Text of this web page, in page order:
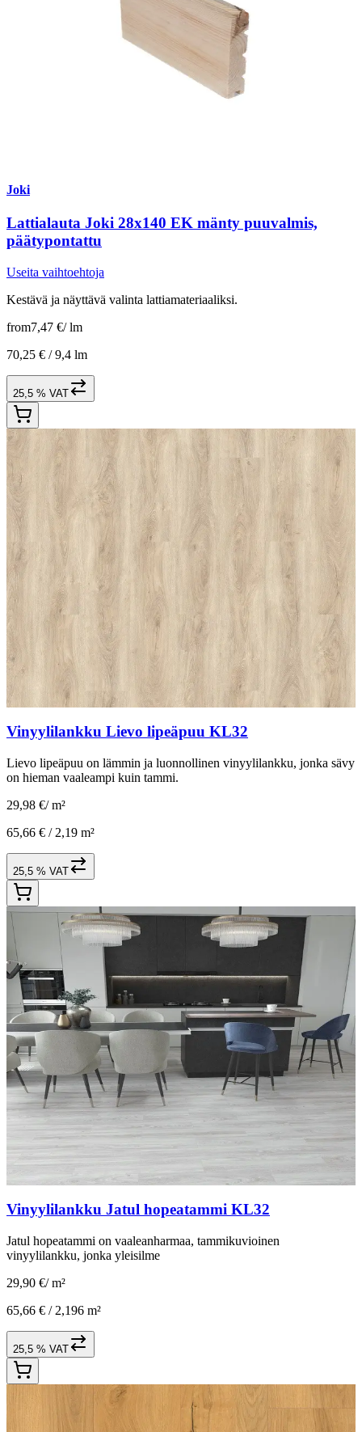
Joki
Lattialauta Joki 28x140 EK mänty puuvalmis,
päätypontattu
Useita vaihtoehtoja
Kestävä ja näyttävä valinta lattiamateriaaliksi.
from7,47 €/ lm
70,25 € /9,4 lm
25,5 % VAT
Vinyylilankku Lievo lipeäpuu KL32
Lievo lipeäpuu on lämmin ja luonnollinen vinyylilankku, jonka sävy
on hieman vaaleampi kuin tammi.
29,98 €/ m²
65,66 € / 2,19 m²
25,5 % VAT
Vinyylilankku Jatul hopeatammi KL32
Jatul hopeatammi on vaaleanharmaa, tammikuvioinen
vinyylilankku, jonka yleisilme
29,90 €/ m²
65,66 € / 2,196 m²
25,5 % VAT